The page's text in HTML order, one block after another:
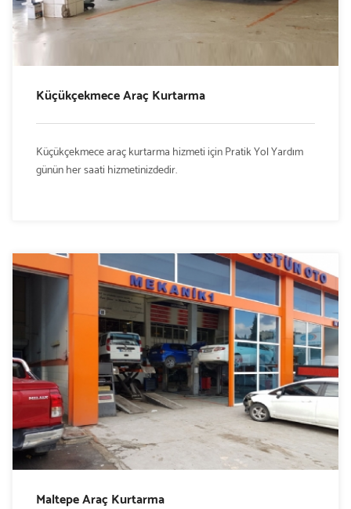
Küçükçekmece Araç Kurtarma
Küçükçekmece araç kurtarma hizmeti için Pratik Yol Yardım
günün her saati hizmetinizdedir.
Maltepe Araç Kurtarma